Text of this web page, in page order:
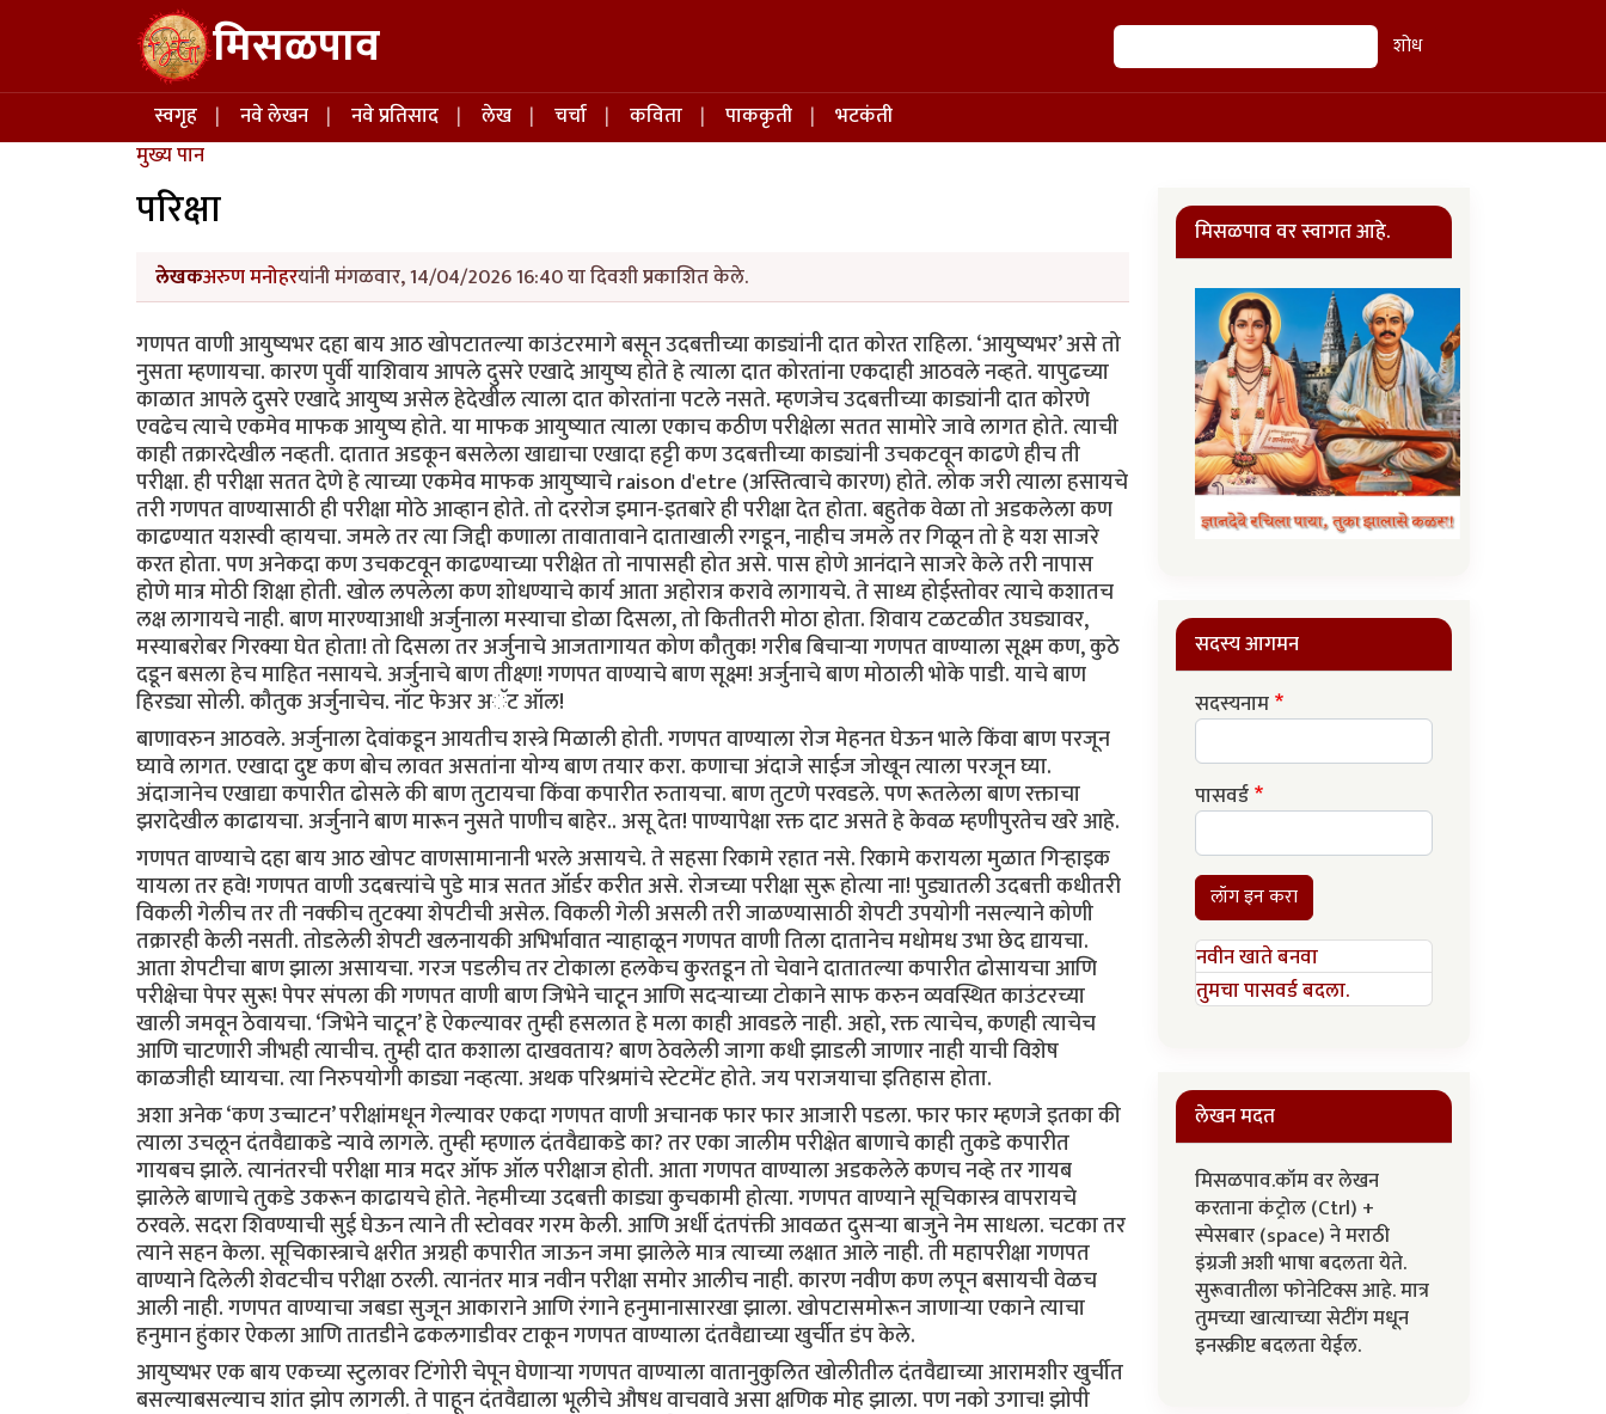
Skip to main content मिसळपाव शोध शोध
Main navigation
स्वगृह नवे लेखन नवे प्रतिसाद लेख चर्चा कविता पाककृती
भटकंती
मुख्य पान
परिक्षा
लेखकअरुण मनोहरयांनी मंगळवार, 14/04/2026 16:40 या दिवशी प्रकाशित केले.
गणपत वाणी आयुष्यभर दहा बाय आठ खोपटातल्या काउंटरमागे बसून उदबत्तीच्या काड्यांनी दात कोरत राहिला. ‘आयुष्यभर’ असे तो
नुसता म्हणायचा. कारण पुर्वी याशिवाय आपले दुसरे एखादे आयुष्य होते हे त्याला दात कोरतांना एकदाही आठवले नव्हते. यापुढच्या
काळात आपले दुसरे एखादे आयुष्य असेल हेदेखील त्याला दात कोरतांना पटले नसते. म्हणजेच उदबत्तीच्या काड्यांनी दात कोरणे
एवढेच त्याचे एकमेव माफक आयुष्य होते. या माफक आयुष्यात त्याला एकाच कठीण परीक्षेला सतत सामोरे जावे लागत होते. त्याची
काही तक्रारदेखील नव्हती. दातात अडकून बसलेला खाद्याचा एखादा हट्टी कण उदबत्तीच्या काड्यांनी उचकटवून काढणे हीच ती
परीक्षा. ही परीक्षा सतत देणे हे त्याच्या एकमेव माफक आयुष्याचे raison d'etre (अस्तित्वाचे कारण) होते. लोक जरी त्याला हसायचे
तरी गणपत वाण्यासाठी ही परीक्षा मोठे आव्हान होते. तो दररोज इमान-इतबारे ही परीक्षा देत होता. बहुतेक वेळा तो अडकलेला कण
काढण्यात यशस्वी व्हायचा. जमले तर त्या जिद्दी कणाला तावातावाने दाताखाली रगडून, नाहीच जमले तर गिळून तो हे यश साजरे
करत होता. पण अनेकदा कण उचकटवून काढण्याच्या परीक्षेत तो नापासही होत असे. पास होणे आनंदाने साजरे केले तरी नापास
होणे मात्र मोठी शिक्षा होती. खोल लपलेला कण शोधण्याचे कार्य आता अहोरात्र करावे लागायचे. ते साध्य होईस्तोवर त्याचे कशातच
लक्ष लागायचे नाही. बाण मारण्याआधी अर्जुनाला मस्याचा डोळा दिसला, तो कितीतरी मोठा होता. शिवाय टळटळीत उघड्यावर,
मस्याबरोबर गिरक्या घेत होता! तो दिसला तर अर्जुनाचे आजतागायत कोण कौतुक! गरीब बिचाऱ्या गणपत वाण्याला सूक्ष्म कण, कुठे
दडून बसला हेच माहित नसायचे. अर्जुनाचे बाण तीक्ष्ण! गणपत वाण्याचे बाण सूक्ष्म! अर्जुनाचे बाण मोठाली भोके पाडी. याचे बाण
हिरड्या सोली. कौतुक अर्जुनाचेच. नॉट फेअर अॅट ऑल!
बाणावरुन आठवले. अर्जुनाला देवांकडून आयतीच शस्त्रे मिळाली होती. गणपत वाण्याला रोज मेहनत घेऊन भाले किंवा बाण परजून
घ्यावे लागत. एखादा दुष्ट कण बोच लावत असतांना योग्य बाण तयार करा. कणाचा अंदाजे साईज जोखून त्याला परजून घ्या.
अंदाजानेच एखाद्या कपारीत ढोसले की बाण तुटायचा किंवा कपारीत रुतायचा. बाण तुटणे परवडले. पण रूतलेला बाण रक्ताचा
झरादेखील काढायचा. अर्जुनाने बाण मारून नुसते पाणीच बाहेर.. असू देत! पाण्यापेक्षा रक्त दाट असते हे केवळ म्हणीपुरतेच खरे आहे.
गणपत वाण्याचे दहा बाय आठ खोपट वाणसामानानी भरले असायचे. ते सहसा रिकामे रहात नसे. रिकामे करायला मुळात गिऱ्हाइक
यायला तर हवे! गणपत वाणी उदबत्त्यांचे पुडे मात्र सतत ऑर्डर करीत असे. रोजच्या परीक्षा सुरू होत्या ना! पुड्यातली उदबत्ती कधीतरी
विकली गेलीच तर ती नक्कीच तुटक्या शेपटीची असेल. विकली गेली असली तरी जाळण्यासाठी शेपटी उपयोगी नसल्याने कोणी
तक्रारही केली नसती. तोडलेली शेपटी खलनायकी अभिर्भावात न्याहाळून गणपत वाणी तिला दातानेच मधोमध उभा छेद द्यायचा.
आता शेपटीचा बाण झाला असायचा. गरज पडलीच तर टोकाला हलकेच कुरतडून तो चेवाने दातातल्या कपारीत ढोसायचा आणि
परीक्षेचा पेपर सुरू! पेपर संपला की गणपत वाणी बाण जिभेने चाटून आणि सदऱ्याच्या टोकाने साफ करुन व्यवस्थित काउंटरच्या
खाली जमवून ठेवायचा. ‘जिभेने चाटून’ हे ऐकल्यावर तुम्ही हसलात हे मला काही आवडले नाही. अहो, रक्त त्याचेच, कणही त्याचेच
आणि चाटणारी जीभही त्याचीच. तुम्ही दात कशाला दाखवताय? बाण ठेवलेली जागा कधी झाडली जाणार नाही याची विशेष
काळजीही घ्यायचा. त्या निरुपयोगी काड्या नव्हत्या. अथक परिश्रमांचे स्टेटमेंट होते. जय पराजयाचा इतिहास होता.
अशा अनेक ‘कण उच्चाटन’ परीक्षांमधून गेल्यावर एकदा गणपत वाणी अचानक फार फार आजारी पडला. फार फार म्हणजे इतका की
त्याला उचलून दंतवैद्याकडे न्यावे लागले. तुम्ही म्हणाल दंतवैद्याकडे का? तर एका जालीम परीक्षेत बाणाचे काही तुकडे कपारीत
गायबच झाले. त्यानंतरची परीक्षा मात्र मदर ऑफ ऑल परीक्षाज होती. आता गणपत वाण्याला अडकलेले कणच नव्हे तर गायब
झालेले बाणाचे तुकडे उकरून काढायचे होते. नेहमीच्या उदबत्ती काड्या कुचकामी होत्या. गणपत वाण्याने सूचिकास्त्र वापरायचे
ठरवले. सदरा शिवण्याची सुई घेऊन त्याने ती स्टोववर गरम केली. आणि अर्धी दंतपंक्ती आवळत दुसऱ्या बाजुने नेम साधला. चटका तर
त्याने सहन केला. सूचिकास्त्राचे क्षरीत अग्रही कपारीत जाऊन जमा झालेले मात्र त्याच्या लक्षात आले नाही. ती महापरीक्षा गणपत
वाण्याने दिलेली शेवटचीच परीक्षा ठरली. त्यानंतर मात्र नवीन परीक्षा समोर आलीच नाही. कारण नवीण कण लपून बसायची वेळच
आली नाही. गणपत वाण्याचा जबडा सुजून आकाराने आणि रंगाने हनुमानासारखा झाला. खोपटासमोरून जाणाऱ्या एकाने त्याचा
हनुमान हुंकार ऐकला आणि तातडीने ढकलगाडीवर टाकून गणपत वाण्याला दंतवैद्याच्या खुर्चीत डंप केले.
आयुष्यभर एक बाय एकच्या स्टुलावर टिंगोरी चेपून घेणाऱ्या गणपत वाण्याला वातानुकुलित खोलीतील दंतवैद्याच्या आरामशीर खुर्चीत
बसल्याबसल्याच शांत झोप लागली. ते पाहून दंतवैद्याला भूलीचे औषध वाचवावे असा क्षणिक मोह झाला. पण नको उगाच! झोपी
मिसळपाव वर स्वागत आहे.
सदस्य आगमन
सदस्यनाम
पासवर्ड
लॉग इन करा
नवीन खाते बनवा
तुमचा पासवर्ड बदला.
लेखन मदत
मिसळपाव.कॉम वर लेखन
करताना कंट्रोल (Ctrl) +
स्पेसबार (space) ने मराठी
इंग्रजी अशी भाषा बदलता येते.
सुरूवातीला फोनेटिक्स आहे. मात्र
तुमच्या खात्याच्या सेटींग मधून
इनस्क्रीप्ट बदलता येईल.